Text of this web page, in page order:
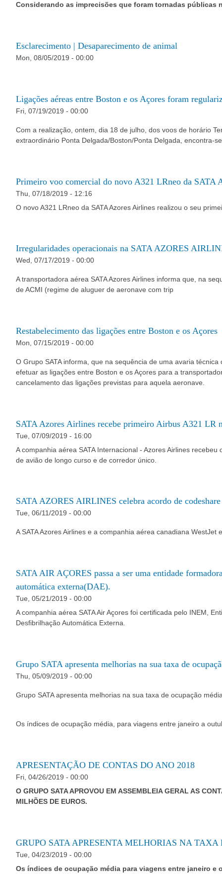
Considerando as imprecisões que foram tornadas
Esclarecimento | Desaparecimento de animal
Mon, 08/05/2019 - 00:00
Ligações aéreas entre Boston e os Açores foram
Fri, 07/19/2019 - 00:00
Com a realização, ontem, dia 18 de julho, dos voos de horário
extraordinário Ponta Delgada/Boston/Ponta Delgada, encontra-
Primeiro voo comercial do novo A321 LRneo da SATA
Thu, 07/18/2019 - 12:16
O novo A321 LRneo da SATA Azores Airlines realizou o seu
Irregularidades operacionais na SATA AZORES
Wed, 07/17/2019 - 00:00
A transportadora aérea SATA Azores Airlines informa que, na
de ACMI (regime de aluguer de aeronave com trip
Restabelecimento das ligações entre Boston e os Açores
Mon, 07/15/2019 - 00:00
O Grupo SATA informa, que na sequência de uma avaria
efetuar as ligações entre Boston e os Açores para a
cancelamento das ligações previstas para aquela aeronave.
SATA Azores Airlines recebe primeiro Airbus A321 LR
Tue, 07/09/2019 - 16:00
A companhia aérea SATA Internacional - Azores Airlines
de avião de longo curso e de corredor único.
SATA AZORES AIRLINES celebra acordo de
Tue, 06/11/2019 - 00:00
A SATA Azores Airlines e a companhia aérea canadiana
SATA AIR AÇORES passa a ser uma entidade
automática externa(DAE).
Tue, 05/21/2019 - 00:00
A companhia aérea SATA Air Açores foi certificada pelo INEM,
Desfibrilhação Automática Externa.
Grupo SATA apresenta melhorias na sua taxa de
Thu, 05/09/2019 - 00:00
Grupo SATA apresenta melhorias na sua taxa de ocupação
Os índices de ocupação média, para viagens entre janeiro a
APRESENTAÇÃO DE CONTAS DO ANO 2018
Fri, 04/26/2019 - 00:00
O GRUPO SATA APROVOU EM ASSEMBLEIA GERAL AS
MILHÕES DE EUROS.
GRUPO SATA APRESENTA MELHORIAS NA
Tue, 04/23/2019 - 00:00
Os índices de ocupação média para viagens entre janeiro